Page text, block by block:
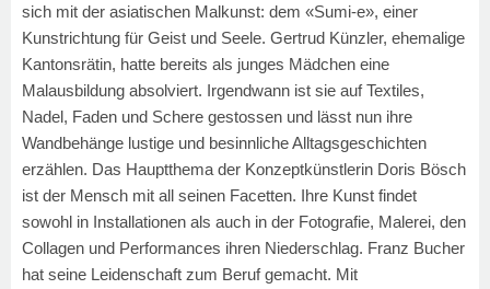
sich mit der asiatischen Malkunst: dem «Sumi-e», einer
Kunstrichtung für Geist und Seele. Gertrud Künzler, ehemalige
Kantonsrätin, hatte bereits als junges Mädchen eine
Malausbildung absolviert. Irgendwann ist sie auf Textiles,
Nadel, Faden und Schere gestossen und lässt nun ihre
Wandbehänge lustige und besinnliche Alltagsgeschichten
erzählen. Das Hauptthema der Konzeptkünstlerin Doris Bösch
ist der Mensch mit all seinen Facetten. Ihre Kunst findet
sowohl in Installationen als auch in der Fotografie, Malerei, den
Collagen und Performances ihren Niederschlag. Franz Bucher
hat seine Leidenschaft zum Beruf gemacht. Mit